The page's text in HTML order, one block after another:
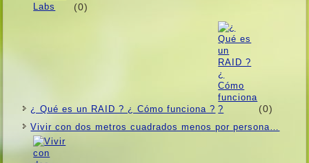
(0)
¿ Qué es un RAID ? ¿ Cómo funciona ? (0)
Vivir con dos metros cuadrados menos por persona…